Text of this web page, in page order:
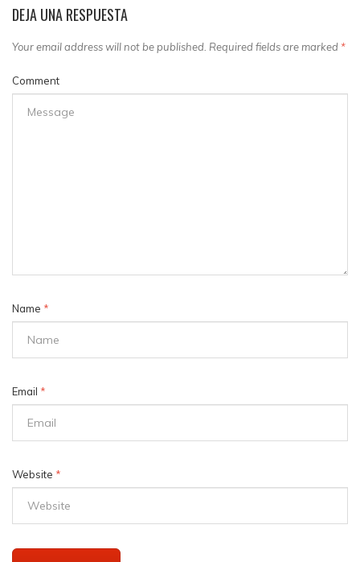
DEJA UNA RESPUESTA
Your email address will not be published. Required fields are marked *
Comment
Name *
Email *
Website *